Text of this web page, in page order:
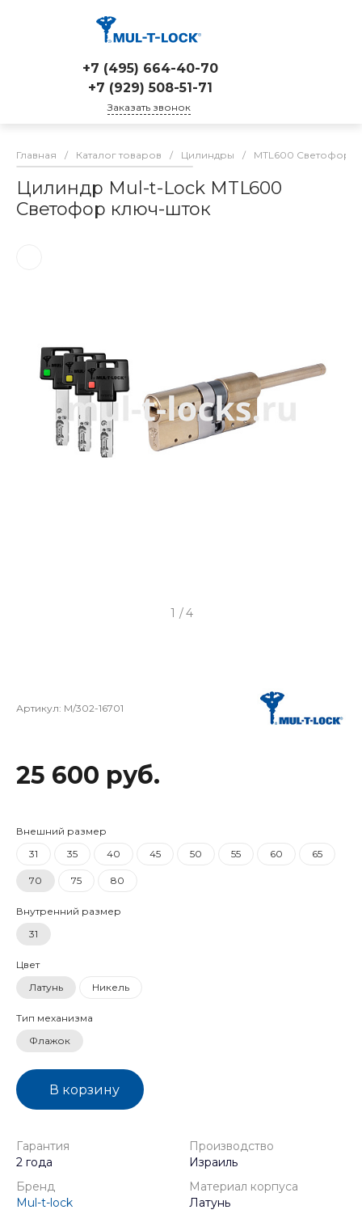
+7 (495) 664-40-70
+7 (929) 508-51-71
Заказать звонок
Главная / Каталог товаров / Цилиндры / MTL600 Светофор
Цилиндр Mul-t-Lock MTL600
Светофор ключ-шток
1 /4
Артикул: M/302-16701
25 600 руб.
Внешний размер
31
35 40 45 50 55 60 65
70 75 80
Внутренний размер
31
Цвет
Латунь
Никель
Тип механизма
Флажок
В корзину
Гарантия
2 года
Производство
Израиль
Бренд
Mul-t-lock
Материал корпуса
Латунь